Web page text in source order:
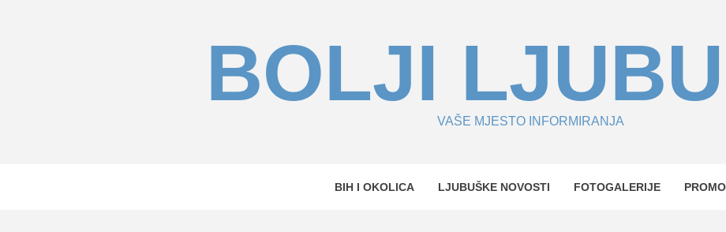
BOLJI
VAŠE MJESTO INFORMIRANJA
BIH I OKOLICA LJUBUŠKE NOVOSTI FOTOGALERIJE PROMO